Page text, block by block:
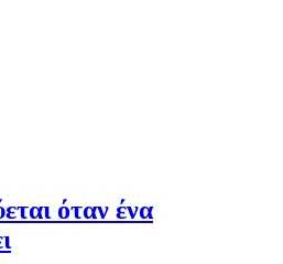
όταν ένα